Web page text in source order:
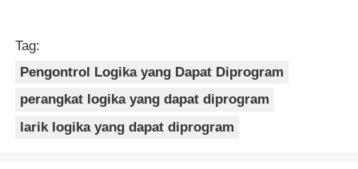
Tag:
Pengontrol Logika yang Dapat Diprogram
perangkat logika yang dapat diprogram
larik logika yang dapat diprogram